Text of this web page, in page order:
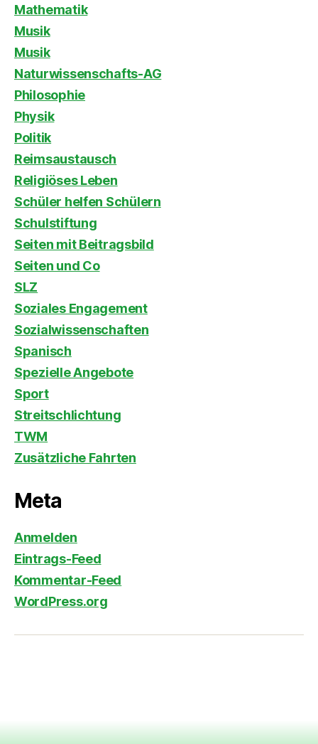
Mathematik
Musik
Musik
Naturwissenschafts-AG
Philosophie
Physik
Politik
Reimsaustausch
Religiöses Leben
Schüler helfen Schülern
Schulstiftung
Seiten mit Beitragsbild
Seiten und Co
SLZ
Soziales Engagement
Sozialwissenschaften
Spanisch
Spezielle Angebote
Sport
Streitschlichtung
TWM
Zusätzliche Fahrten
Meta
Anmelden
Eintrags-Feed
Kommentar-Feed
WordPress.org